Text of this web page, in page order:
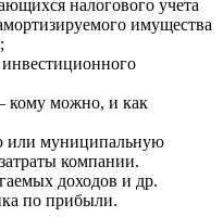
налогового учета
имущества
кому можно, и как
или муниципальную
компании.
доходов и др.
по прибыли.